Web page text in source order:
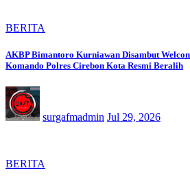
BERITA
AKBP Bimantoro Kurniawan Disambut
Komando Polres Cirebon Kota Resmi Beralih
surgafmadmin Jul 29, 2026
BERITA